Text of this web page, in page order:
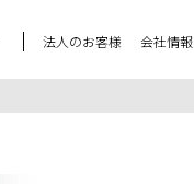
法人のお客様
会社情報